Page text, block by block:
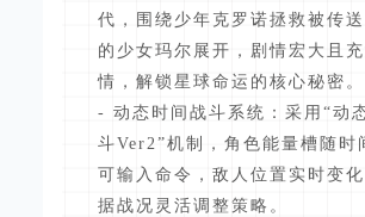
代，围绕少年克罗诺拯救被传
的少女玛尔展开，剧情宏大且
情，解锁星球命运的核心秘密。
- 动态时间战斗系统：采用“动
斗Ver2”机制，角色能量槽随时
可输入命令，敌人位置实时变
据战况灵活调整策略。